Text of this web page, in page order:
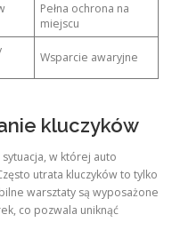
Pełna ochrona na
miejscu
Wsparcie awaryjne
kluczyków
w której auto
utrata kluczyków to tylko
warsztaty są wyposażone
co pozwala uniknąć